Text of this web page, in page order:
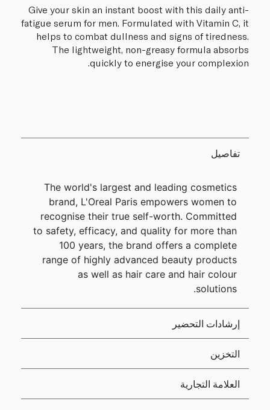
Give your skin an instant boost with this daily anti-
fatigue serum for men. Formulated with Vitamin C, it
helps to combat dullness and signs of tiredness.
The lightweight, non-greasy formula absorbs
quickly to energise your complexion.
تفاصيل
The world's largest and leading cosmetics
brand, L'Oreal Paris empowers women to
recognise their true self-worth. Committed
to safety, efficacy, and quality for more than
100 years, the brand offers a complete
range of highly advanced beauty products
as well as hair care and hair colour
solutions.
إرشادات التحضير
التخزين
العلامة التجارية